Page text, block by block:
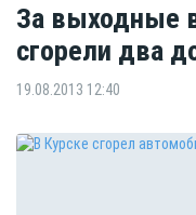
За выходные
сгорели два
19.08.2013 12:40